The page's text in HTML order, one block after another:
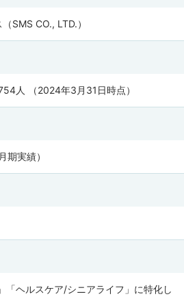
SMS CO., LTD.）
人 （2024年3月31日時点）
実績）
「ヘルスケア/シニアライフ」に特化し